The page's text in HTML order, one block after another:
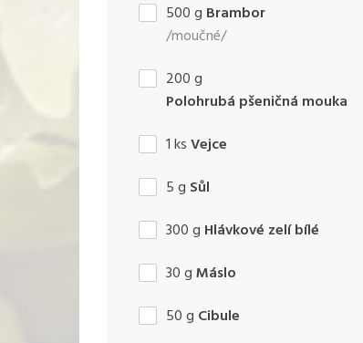
500g Brambor
/moučné/
200g
Polohrubá pšeničná mouka
1ksVejce
5g Sůl
300g Hlávkové zelí bílé
30gMáslo
50g Cibule